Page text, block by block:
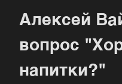
Алексей
вопрос
напитки?"